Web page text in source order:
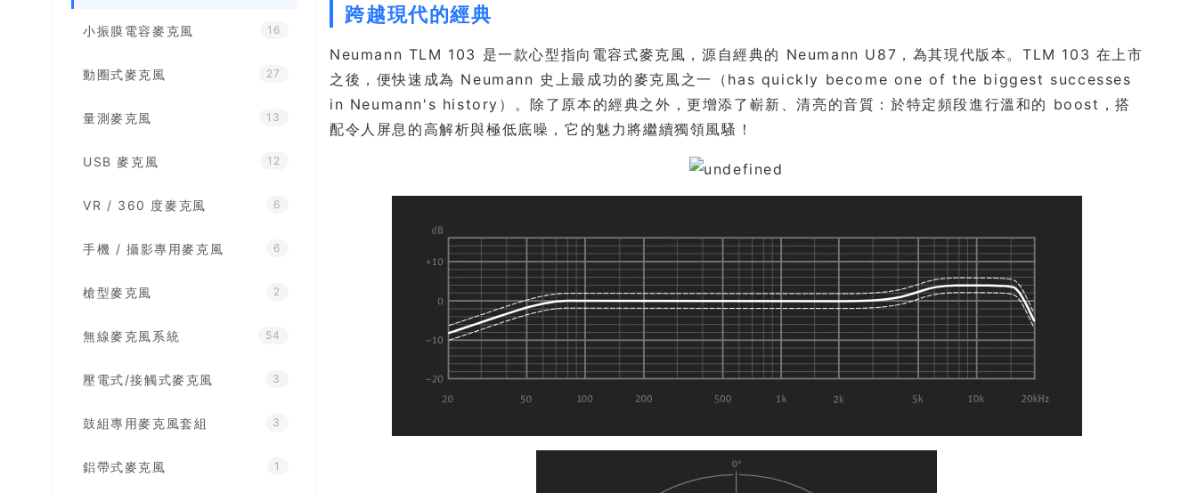
小振膜電容麥克風 16
動圈式麥克風 27
量測麥克風 13
USB 麥克風 12
VR / 360 度麥克風 6
手機 / 攝影專用麥克風 6
槍型麥克風 2
無線麥克風系統 54
壓電式/接觸式麥克風 3
鼓組專用麥克風套組 3
鋁帶式麥克風 1
跨越現代的經典
Neumann TLM 103 是一款心型指向電容式麥克風，源自經典的 Neumann U87，為其現代版本。TLM 103 在上市
之後，便快速成為 Neumann 史上最成功的麥克風之一（has quickly become one of the biggest successes
in Neumann's history）。除了原本的經典之外，更增添了嶄新、清亮的音質：於特定頻段進行溫和的 boost，搭
配令人屏息的高解析與極低底噪，它的魅力將繼續獨領風騷！